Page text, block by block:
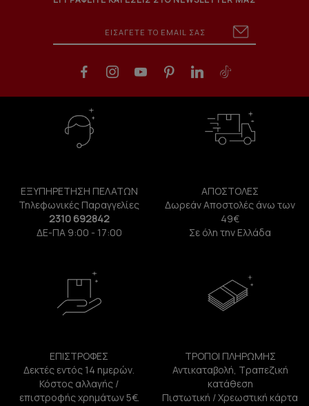
ΕΞΥΠΗΡΕΤΗΣΗ ΠΕΛΑΤΩΝ
Τηλεφωνικές Παραγγελίες
2310 692842
ΔΕ-ΠΑ 9:00 - 17:00
ΑΠΟΣΤΟΛΕΣ
Δωρεάν Αποστολές άνω των
49€
Σε όλη την Ελλάδα
ΕΠΙΣΤΡΟΦΕΣ
Δεκτές εντός 14 ημερών.
Κόστος αλλαγής /
επιστροφής χρημάτων 5€.
ΤΡΟΠΟΙ ΠΛΗΡΩΜΗΣ
Αντικαταβολή, Τραπεζική
κατάθεση
Πιστωτική / Χρεωστική κάρτα